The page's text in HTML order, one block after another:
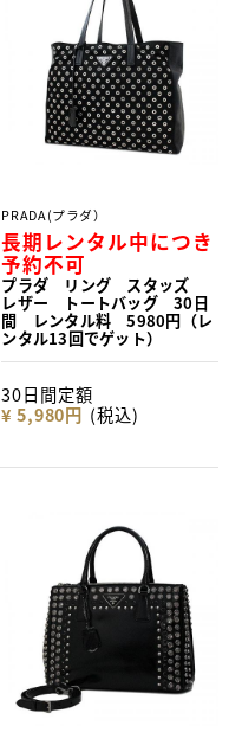
PRADA(プラダ）
長期レンタル中につき
予約不可
プラダ リング スタッズ
レザー トートバッグ 30日
間 レンタル料 5980円（レ
ンタル13回でゲット）
30日間定額
¥ 5,980円 (税込)